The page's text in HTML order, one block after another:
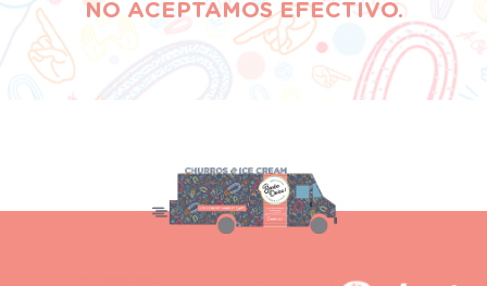
NO ACEPTAMOS EFECTIVO.